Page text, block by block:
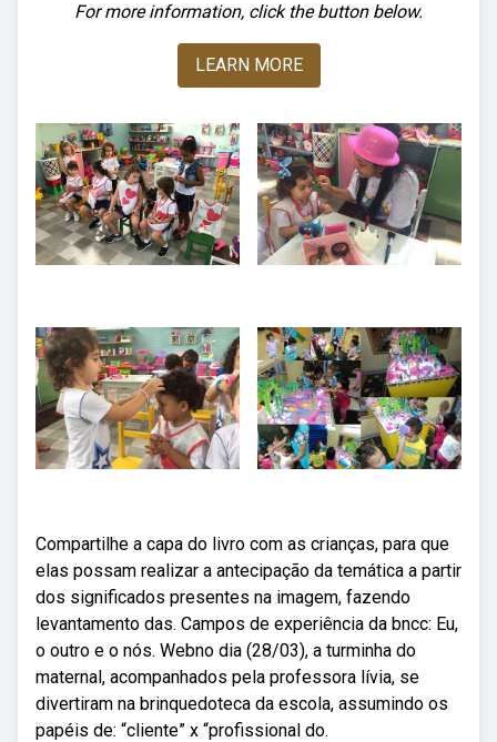
For more information, click the button below.
LEARN MORE
Compartilhe a capa do livro com as crianças, para que
elas possam realizar a antecipação da temática a partir
dos significados presentes na imagem, fazendo
levantamento das. Campos de experiência da bncc: Eu,
o outro e o nós. Webno dia (28/03), a turminha do
maternal, acompanhados pela professora lívia, se
divertiram na brinquedoteca da escola, assumindo os
papéis de: “cliente” x “profissional do.